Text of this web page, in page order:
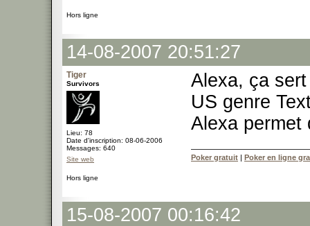
Hors ligne
14-08-2007 20:51:27
Tiger
Survivors
Lieu: 78
Date d'inscription: 08-06-2006
Messages: 640
Site web
Alexa, ça
US genre
Alexa permet
Poker gratuit | Poker en ligne
Hors ligne
15-08-2007 00:16:42